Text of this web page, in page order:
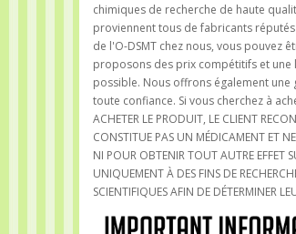
chimiques de recherche de haute
proviennent tous de fabricants
de l'O-DSMT chez nous, vous pouvez
proposons des prix compétitifs et
possible. Nous offrons également
toute confiance. Si vous cherchez à
ACHETER LE PRODUIT, LE CLIENT
CONSTITUE PAS UN MÉDICAMENT ET
NI POUR OBTENIR TOUT AUTRE EFFET
UNIQUEMENT À DES FINS DE
SCIENTIFIQUES AFIN DE DÉTERMINER